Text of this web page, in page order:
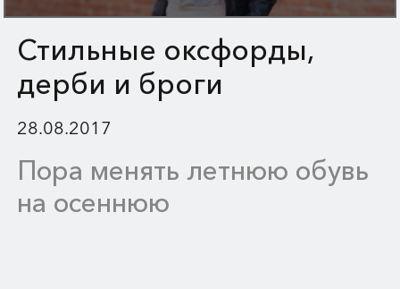
Стильные оксфорды,
дерби и броги
28.08.2017
Пора менять летнюю обувь
на осеннюю